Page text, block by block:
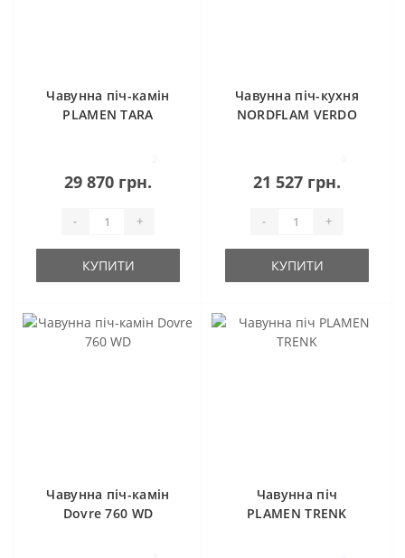
Чавунна піч-камін
PLAMEN TARA
29 870 грн.
- +
КУПИТИ
Чавунна піч-кухня
NORDFLAM VERDO
21 527 грн.
- +
КУПИТИ
Чавунна піч-камін
Dovre 760 WD
Чавунна піч
PLAMEN TRENK